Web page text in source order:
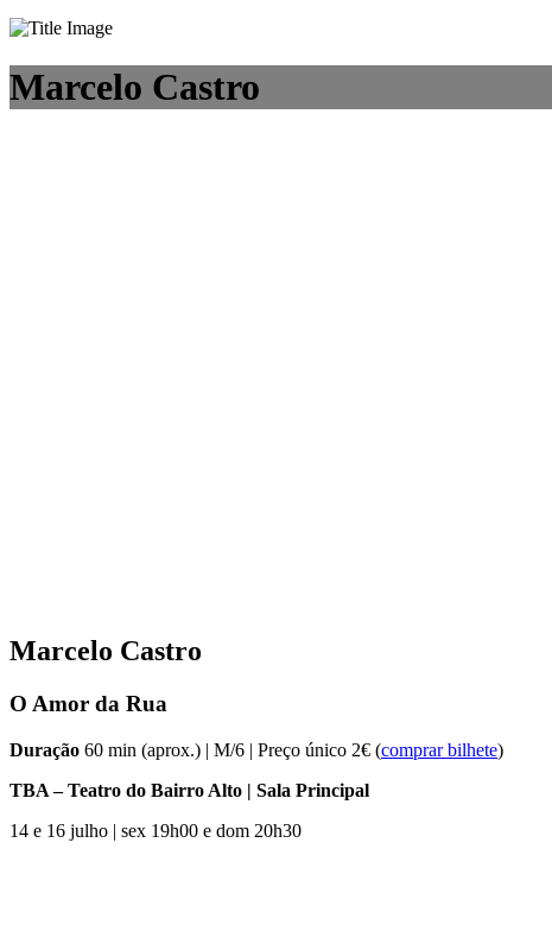
Marcelo Castro
Marcelo Castro
O Amor da Rua
Duração 60 min (aprox.) | M/6 | Preço único 2€ (comprar bilhete)
TBA – Teatro do Bairro Alto | Sala Principal
14 e 16 julho | sex 19h00 e dom 20h30